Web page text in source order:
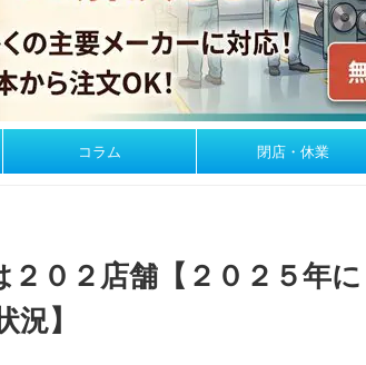
コラム 閉店・休業
０２店舗【２０２５年に
】